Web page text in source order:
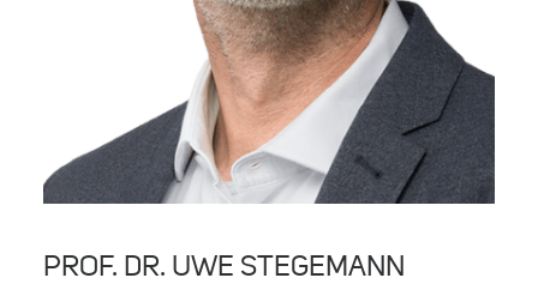
PROF. DR. UWE STEGEMANN